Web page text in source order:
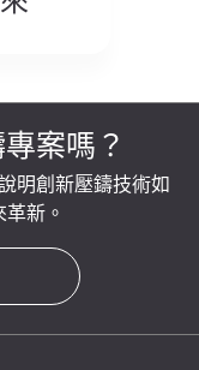
案嗎？
明創新壓鑄技術如
新。